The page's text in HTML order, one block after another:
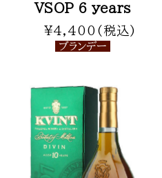
VSOP 6 years
¥4,400(税込)
ブランデー